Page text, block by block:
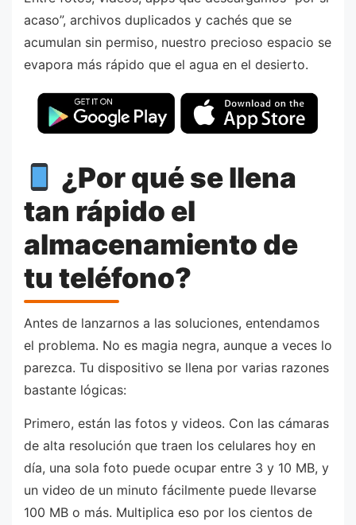
acaso”, archivos duplicados y cachés que se
acumulan sin permiso, nuestro precioso espacio se
evapora más rápido que el agua en el desierto.
¿Por qué se llena
tan rápido el
almacenamiento de
tu teléfono?
Antes de lanzarnos a las soluciones, entendamos
el problema. No es magia negra, aunque a veces lo
parezca. Tu dispositivo se llena por varias razones
bastante lógicas:
Primero, están las fotos y videos. Con las cámaras
de alta resolución que traen los celulares hoy en
día, una sola foto puede ocupar entre 3 y 10 MB, y
un video de un minuto fácilmente puede llevarse
100 MB o más. Multiplica eso por los cientos de